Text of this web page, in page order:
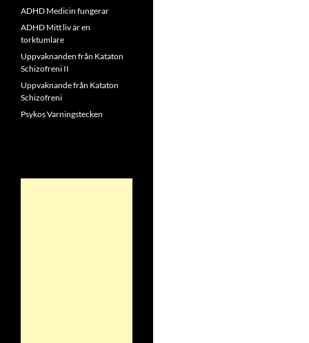
ADHD Medicin fungerar
ADHD Mitt liv är en
torktumlare
Uppvaknanden från Kataton
Schizofreni II
Uppvaknande från Kataton
Schizofreni
Psykos Varningstecken